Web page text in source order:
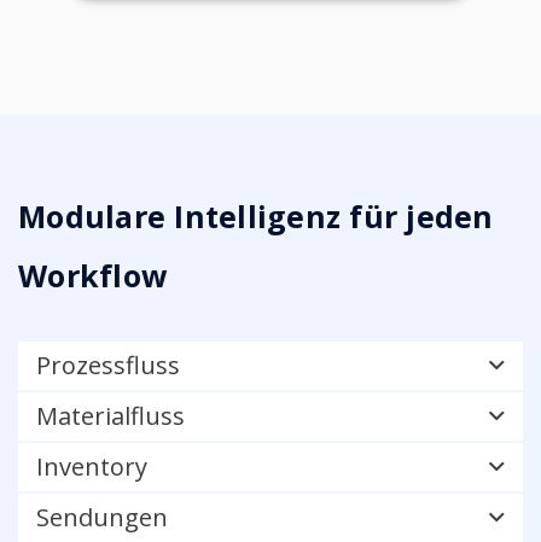
Modulare Intelligenz für jeden
Workflow
Prozessfluss
Materialfluss
Inventory
Sendungen